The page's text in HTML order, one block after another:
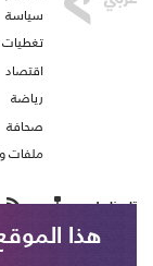
سياسة
تغطيات
اقتصاد
رياضة
صحافة
ملفات
تابعنا على
هذا